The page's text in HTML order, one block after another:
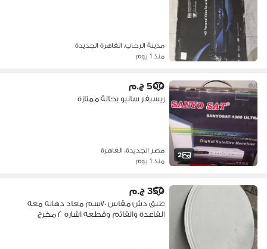
مدينة الرحاب، القاهرة الجديدة
منذ 1 يوم
2
500 ج.م
ريسيفر سانيو بحالة ممتازة
مصر الجديدة، القاهرة
منذ 1 يوم
350 ج.م
طبق دش مقاس ٧٠سم معاد دهانه معه
القاعدة والقائم وقطعه اشاره ٢ مخرج